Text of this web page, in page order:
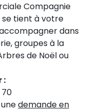
Compagnie
se tient à votre
dans
groupes à la
de Noël ou
:
70
demande en